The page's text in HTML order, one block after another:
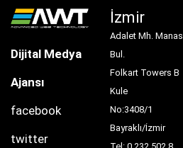
Dijital Medya
Ajansı
facebook
twitter
İzmir
Adalet Mh. Manas
Bul.
Folkart Towers B
Kule
No:3408/1
Bayraklı/İzmir
Tel: 0 232 502 8